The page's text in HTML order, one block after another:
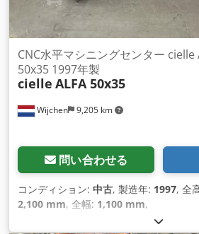
Wijchen 9,205 km
CNC水平マシニングセンター cielle
50x35 1997年製
cielle ALFA 50x35
問い合わせる
コンディション: 中古, 製造年: 1997, 全
2,100 mm, 全幅: 1,100 mm,